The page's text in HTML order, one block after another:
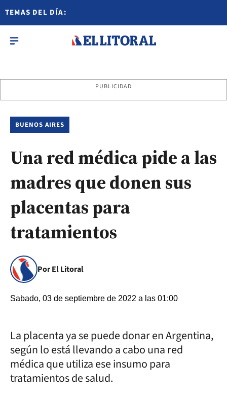
TEMAS DEL DÍA:
PUBLICIDAD
BUENOS AIRES
Una red médica pide a las
madres que donen sus
placentas para
tratamientos
Por El Litoral
Sabado, 03 de septiembre de 2022 a las 01:00
La placenta ya se puede donar en Argentina,
según lo está llevando a cabo una red
médica que utiliza ese insumo para
tratamientos de salud.